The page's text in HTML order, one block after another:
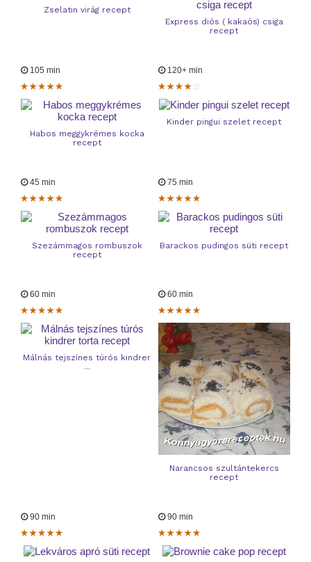
Zselatin virág recept
Express diós ( kakaós) csiga
recept
105 min
Habos meggykrémes kocka
recept
120+ min
Kinder pingui szelet recept
45 min
Szezámmagos rombuszok
recept
75 min
Barackos pudingos süti recept
60 min
Málnás tejszínes túrós kindrer
...
60 min
Narancsos szultántekercs
recept
90 min 90 min